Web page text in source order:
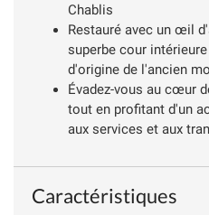
Chablis
Restauré avec un œil
superbe cour
d'origine de l'ancien
Évadez-vous au cœur
tout en profitant d'un
aux services et aux
Caractéristiques